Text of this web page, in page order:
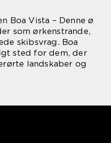
Boa Vista – Denne ø
som ørkenstrande,
skibsvrag. Boa
sted for dem, der
landskaber og